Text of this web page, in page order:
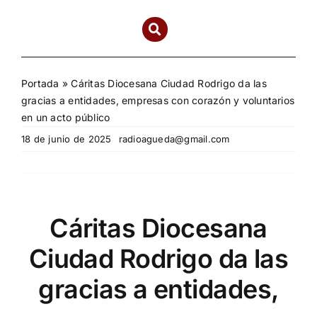
Portada »Cáritas Diocesana Ciudad Rodrigo da las
gracias a entidades, empresas con corazón y voluntarios
en un acto público
18 de junio de 2025 radioagueda@gmail.com
Cáritas Diocesana
Ciudad Rodrigo da las
gracias a entidades,